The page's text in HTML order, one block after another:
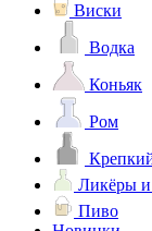
Виски
Водка
Коньяк
Ром
Ликёры и
Пиво